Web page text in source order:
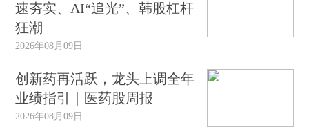
速夯实、AI“追光”、韩股杠杆
狂潮
2026年08月09日
创新药再活跃，龙头上调全年
业绩指引｜医药股周报
2026年08月09日